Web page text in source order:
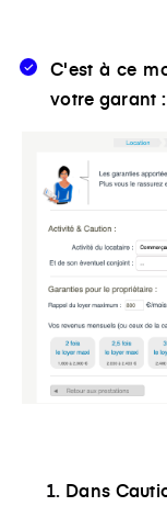
C'est à ce
votre garant :
Dans